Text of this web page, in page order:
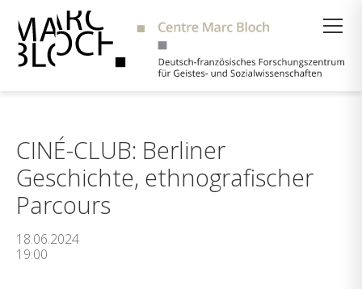
CINÉ-CLUB: Berliner
Geschichte, ethnografischer
Parcours
18.06.2024
19:00